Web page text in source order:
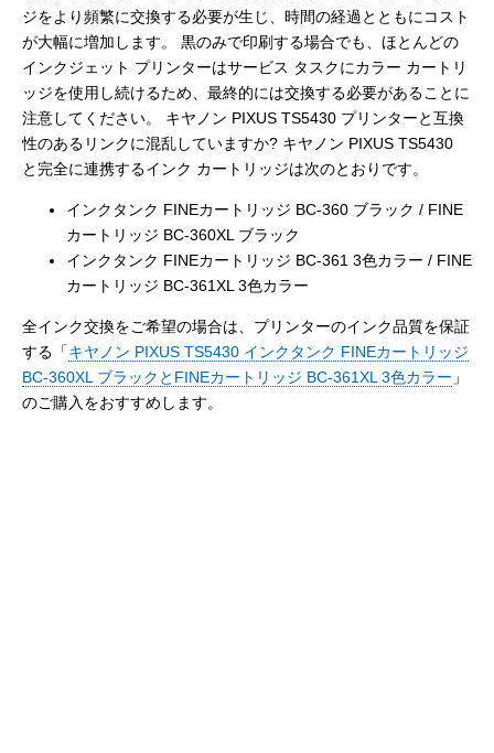
ジをより頻繁に交換する必要が生じ、時間の経過とともにコスト
が大幅に増加します。 黒のみで印刷する場合でも、ほとんどの
インクジェット プリンターはサービス タスクにカラー カートリ
ッジを使用し続けるため、最終的には交換する必要があることに
注意してください。 キヤノン PIXUS TS5430 プリンターと互換
性のあるリンクに混乱していますか? キヤノン PIXUS TS5430
と完全に連携するインク カートリッジは次のとおりです。
インクタンク FINEカートリッジ BC-360 ブラック / FINE
カートリッジ BC-360XL ブラック
インクタンク FINEカートリッジ BC-361 3色カラー / FINE
カートリッジ BC-361XL 3色カラー
全インク交換をご希望の場合は、プリンターのインク品質を保証
する「キヤノン PIXUS TS5430 インクタンク FINEカートリッジ
BC-360XL ブラックとFINEカートリッジ BC-361XL 3色カラー 」
のご購入をおすすめします。